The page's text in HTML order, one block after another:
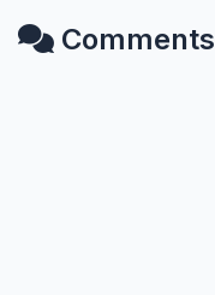
Comments